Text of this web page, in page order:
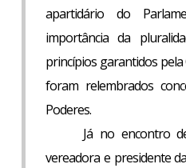
apartidário do
importância da
princípios garantidos
foram relembrados
Poderes.
Já no encontro
vereadora e presidente